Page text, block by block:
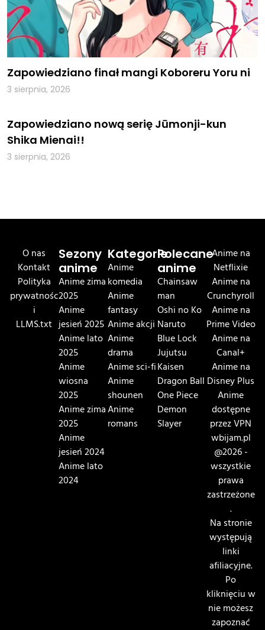
Zapowiedziano finał mangi Koboreru Yoru ni
3 sierpnia, 2026
Zapowiedziano nową serię Jūmonji-kun
Shika Mienai!!
3 sierpnia, 2026
O nas
Kontakt
Polityka
prywatnośc
i
LLMS.txt
Sezony
anime
Anime zima
2025
Anime
jesień 2025
Anime lato
2025
Anime
wiosna
2025
Anime zima
2025
Anime
jesień 2024
Anime lato
2024
Kategorie
Anime
komedia
Anime
fantasy
Anime akcji
Anime
drama
Anime sci-fi
Anime
shounen
Anime
romans
Polecane
anime
Chainsaw
man
Oshi no Ko
Naruto
Blue Lock
Jujutsu
Kaisen
Dragon Ball
One Piece
Demon
Slayer
Anime na
Netflixie
Anime na
Crunchyroll
Anime na
Prime Video
Anime na
Canal+
Anime na
Disney Plus
Anime
dostępne
przez VPN
wbijam.pl
@2026 -
wszystkie
prawa
zastrzeżone
.
Na stronie
występują
linki
afiliacyjne.
Po
kliknięciu w
nie możesz
zapoznać